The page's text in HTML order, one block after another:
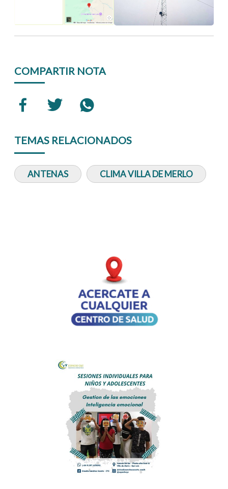
COMPARTIR NOTA
TEMAS RELACIONADOS
ANTENAS CLIMA VILLA DE MERLO